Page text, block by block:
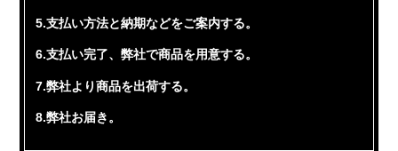
5.支払い方法と納期などをご案内する。
6.支払い完了、弊社で商品を用意する。
7.弊社より商品を出荷する。
8.弊社お届き。